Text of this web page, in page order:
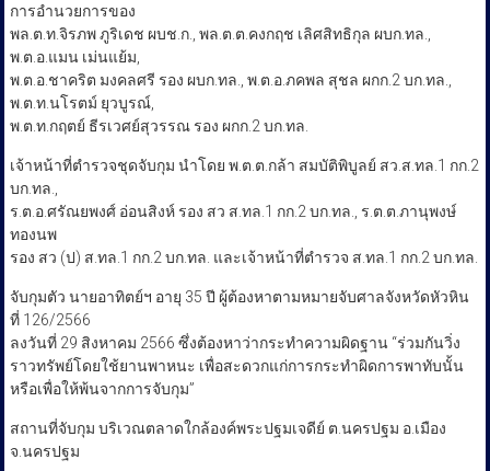
การอำนวยการของ
พล.ต.ท.จิรภพ ภูริเดช ผบช.ก., พล.ต.ต.คงกฤช เลิศสิทธิกุล ผบก.ทล.,
พ.ต.อ.แมน เม่นแย้ม,
พ.ต.อ.ชาคริต มงคลศรี รอง ผบก.ทล., พ.ต.อ.ภคพล สุชล ผกก.2 บก.ทล.,
พ.ต.ท.นโรตม์ ยุวบูรณ์,
พ.ต.ท.กฤตย์ ธีรเวศย์สุวรรณ รอง ผกก.2 บก.ทล.
​เจ้าหน้าที่ตำรวจชุดจับกุม นำโดย พ.ต.ต.กล้า สมบัติพิบูลย์ สว.ส.ทล.1 กก.2
บก.ทล.,
ร.ต.อ.ศรัณยพงศ์ อ่อนสิงห์ รอง สว ส.ทล.1 กก.2 บก.ทล., ร.ต.ต.ภานุพงษ์
ทองนพ
รอง สว (ป) ส.ทล.1 กก.2 บก.ทล. และเจ้าหน้าที่ตำรวจ ส.ทล.1 กก.2 บก.ทล.
จับกุมตัว นายอาทิตย์ฯ อายุ 35 ปี ผู้ต้องหาตามหมายจับศาลจังหวัดหัวหิน
ที่ 126/2566
ลงวันที่ 29 สิงหาคม 2566 ซึ่งต้องหาว่ากระทำความผิดฐาน “ร่วมกันวิ่ง
ราวทรัพย์โดยใช้ยานพาหนะ เพื่อสะดวกแก่การกระทำผิดการพาทับนั้น
หรือเพื่อให้พ้นจากการจับกุม”
​สถานที่จับกุม บริเวณตลาดใกล้องค์พระปฐมเจดีย์ ต.นครปฐม อ.เมือง
จ.นครปฐม